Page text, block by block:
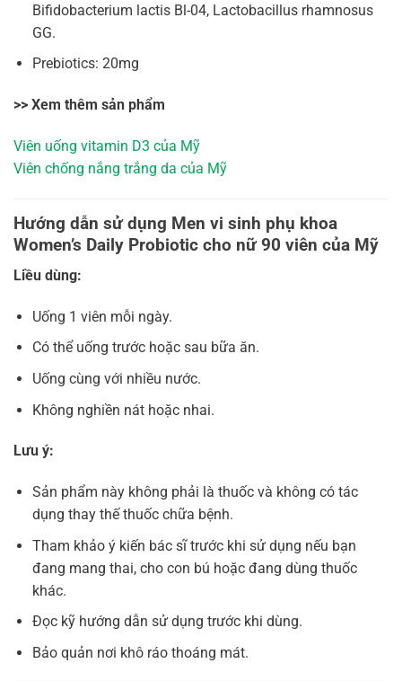
Bifidobacterium lactis Bl-04, Lactobacillus rhamnosus
GG.
Prebiotics: 20mg
>> Xem thêm sản phẩm
Viên uống vitamin D3 của Mỹ
Viên chống nắng trắng da của Mỹ
Hướng dẫn sử dụng Men vi sinh phụ khoa
Women’s Daily Probiotic cho nữ 90 viên của Mỹ
Liều dùng:
Uống 1 viên mỗi ngày.
Có thể uống trước hoặc sau bữa ăn.
Uống cùng với nhiều nước.
Không nghiền nát hoặc nhai.
Lưu ý:
Sản phẩm này không phải là thuốc và không có tác
dụng thay thế thuốc chữa bệnh.
Tham khảo ý kiến bác sĩ trước khi sử dụng nếu bạn
đang mang thai, cho con bú hoặc đang dùng thuốc
khác.
Đọc kỹ hướng dẫn sử dụng trước khi dùng.
Bảo quản nơi khô ráo thoáng mát.